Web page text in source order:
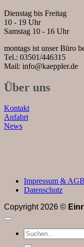
Dienstag bis Freitag
10 - 19 Uhr
Samstag 10 - 16 Uhr
montags ist unser Büro
Tel.: 03501/446315
Mail: info@kaeppler.de
Über uns
Kontakt
Anfahrt
News
Impressum &
Datenschutz
Copyright 2026 ©
Suchen
nach: